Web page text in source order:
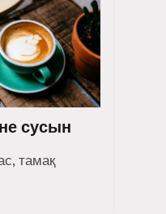
сусын
тамақ